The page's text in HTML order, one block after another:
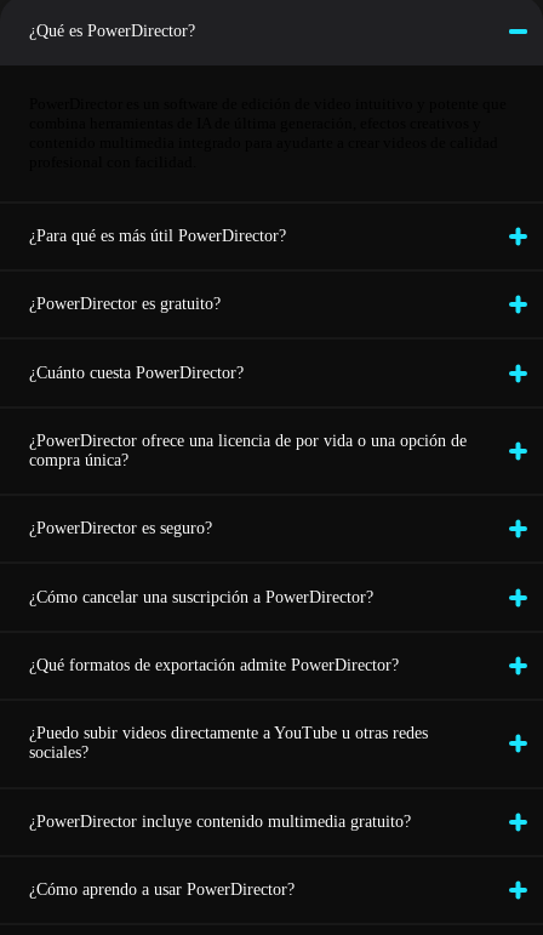
¿Qué es PowerDirector?
¿Para qué es más útil PowerDirector?
¿PowerDirector es gratuito?
¿Cuánto cuesta PowerDirector?
¿PowerDirector ofrece una licencia de por vida o una opción de
compra única?
¿PowerDirector es seguro?
¿Cómo cancelar una suscripción a PowerDirector?
¿Qué formatos de exportación admite PowerDirector?
¿Puedo subir videos directamente a YouTube u otras redes
sociales?
¿PowerDirector incluye contenido multimedia gratuito?
¿Cómo aprendo a usar PowerDirector?